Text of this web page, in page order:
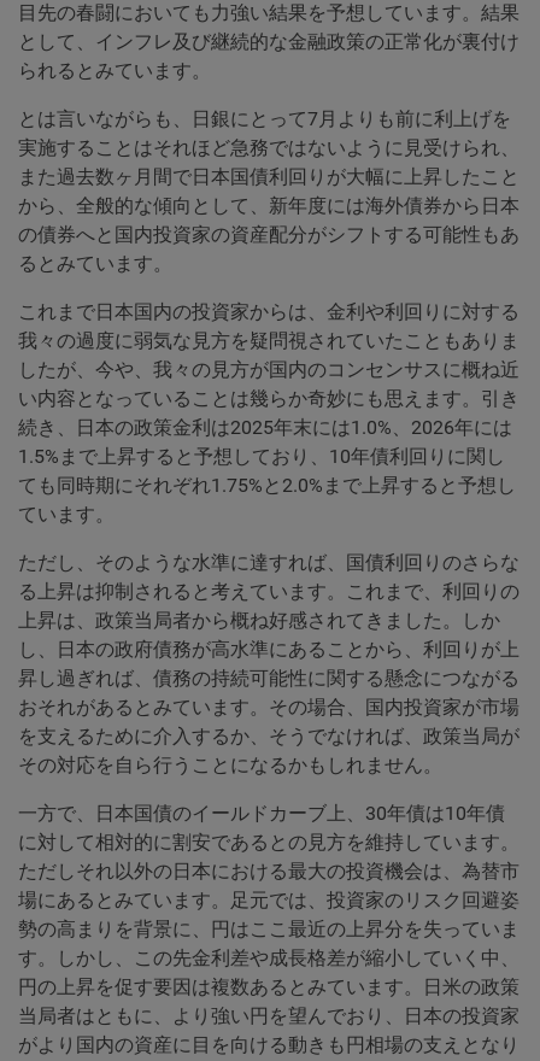
目先の春闘においても力強い結果を予想しています。結果
として、インフレ及び継続的な金融政策の正常化が裏付け
られるとみています。
とは言いながらも、日銀にとって7月よりも前に利上げを
実施することはそれほど急務ではないように見受けられ、
また過去数ヶ月間で日本国債利回りが大幅に上昇したこと
から、全般的な傾向として、新年度には海外債券から日本
の債券へと国内投資家の資産配分がシフトする可能性もあ
るとみています。
これまで日本国内の投資家からは、金利や利回りに対する
我々の過度に弱気な見方を疑問視されていたこともありま
したが、今や、我々の見方が国内のコンセンサスに概ね近
い内容となっていることは幾らか奇妙にも思えます。引き
続き、日本の政策金利は2025年末には1.0%、2026年には
1.5%まで上昇すると予想しており、10年債利回りに関し
ても同時期にそれぞれ1.75%と2.0%まで上昇すると予想し
ています。
ただし、そのような水準に達すれば、国債利回りのさらな
る上昇は抑制されると考えています。これまで、利回りの
上昇は、政策当局者から概ね好感されてきました。しか
し、日本の政府債務が高水準にあることから、利回りが上
昇し過ぎれば、債務の持続可能性に関する懸念につながる
おそれがあるとみています。その場合、国内投資家が市場
を支えるために介入するか、そうでなければ、政策当局が
その対応を自ら行うことになるかもしれません。
一方で、日本国債のイールドカーブ上、30年債は10年債
に対して相対的に割安であるとの見方を維持しています。
ただしそれ以外の日本における最大の投資機会は、為替市
場にあるとみています。足元では、投資家のリスク回避姿
勢の高まりを背景に、円はここ最近の上昇分を失っていま
す。しかし、この先金利差や成長格差が縮小していく中、
円の上昇を促す要因は複数あるとみています。日米の政策
当局者はともに、より強い円を望んでおり、日本の投資家
がより国内の資産に目を向ける動きも円相場の支えとなり